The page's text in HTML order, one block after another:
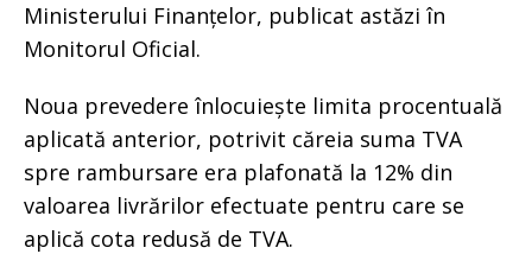
Ministerului Finanțelor, publicat astăzi în
Monitorul Oficial.
Noua prevedere înlocuiește limita procentuală
aplicată anterior, potrivit căreia suma TVA
spre rambursare era plafonată la 12% din
valoarea livrărilor efectuate pentru care se
aplică cota redusă de TVA.